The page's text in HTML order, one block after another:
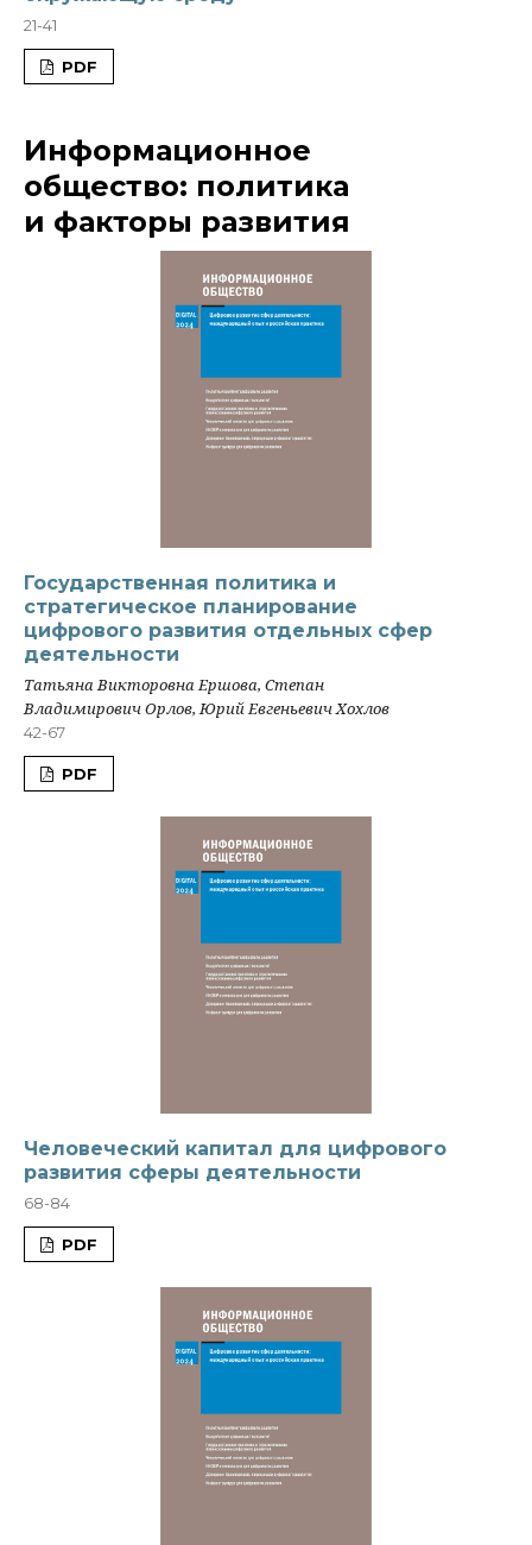
21-41
PDF
Информационное
общество: политика
и факторы развития
Государственная политика и
стратегическое планирование
цифрового развития отдельных сфер
деятельности
Татьяна Викторовна Ершова, Степан
Владимирович Орлов, Юрий Евгеньевич Хохлов
42-67
PDF
Человеческий капитал для цифрового
развития сферы деятельности
68-84
PDF